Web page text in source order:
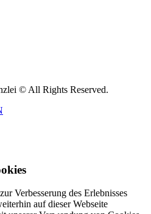
© All Rights Reserved.
Verbesserung des Erlebnisses
auf dieser Webseite